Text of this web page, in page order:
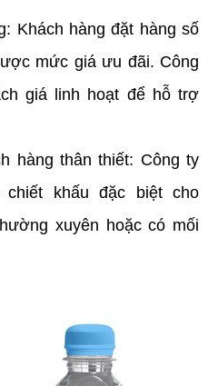
Khách hàng đặt hàng số
mức giá ưu đãi. Công
giá linh hoạt để hỗ trợ
hàng thân thiết: Công ty
khấu đặc biệt cho
xuyên hoặc có mối